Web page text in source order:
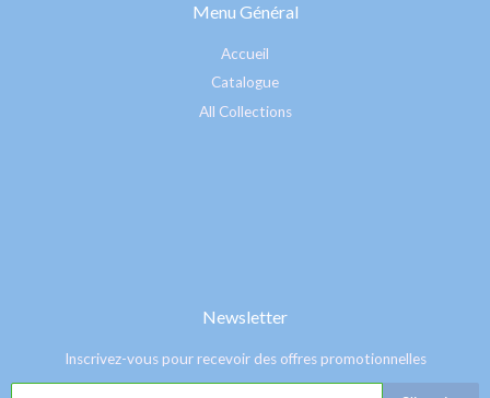
Menu Général
Accueil
Catalogue
All Collections
Newsletter
Inscrivez-vous pour recevoir des offres promotionnelles